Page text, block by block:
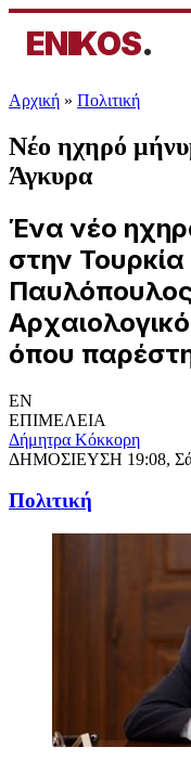
ENIKOS.
Αρχική » Πολιτική
Νέο ηχηρό
Άγκυρα
Ένα νέο
στην
όπου
EN
ΕΠΙΜΕΛΕΙΑ
Δήμητρα Κόκκορη
ΔΗΜΟΣΙΕΥΣΗ 19:08,
Πολιτική